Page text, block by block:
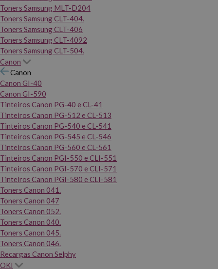
Toners Samsung MLT-D204
Toners Samsung CLT-404.
Toners Samsung CLT-406
Toners Samsung CLT-4092
Toners Samsung CLT-504.
Canon
Canon
Canon GI-40
Canon GI-590
Tinteiros Canon PG-40 e CL-41
Tinteiros Canon PG-512 e CL-513
Tinteiros Canon PG-540 e CL-541
Tinteiros Canon PG-545 e CL-546
Tinteiros Canon PG-560 e CL-561
Tinteiros Canon PGI-550 e CLI-551
Tinteiros Canon PGI-570 e CLI-571
Tinteiros Canon PGI-580 e CLI-581
Toners Canon 041.
Toners Canon 047
Toners Canon 052.
Toners Canon 040.
Toners Canon 045.
Toners Canon 046.
Recargas Canon Selphy
OKI